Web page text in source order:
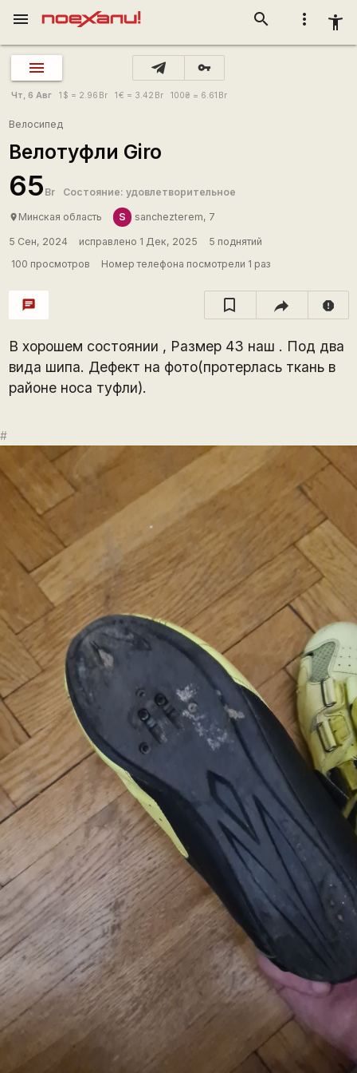
more_vert accessibility_new
search
menu
vpn_key
Чт, 6 Авг 1 $ = 2.96 Br 1€ = 3.42 Br 100₴ = 6.61 Br
Велосипед
Велотуфли Giro
65 Br Состояние: удовлетворительное
place Минская область S sanchezterem, 7
5 Сен, 2024 исправлено 1 Дек, 2025
5 поднятий
100 просмотров
Номер телефона посмотрели 1 раз
chat report
В хорошем состоянии , Размер 43 наш . Под два
вида шипа. Дефект на фото(протерлась ткань в
районе носа туфли).
#